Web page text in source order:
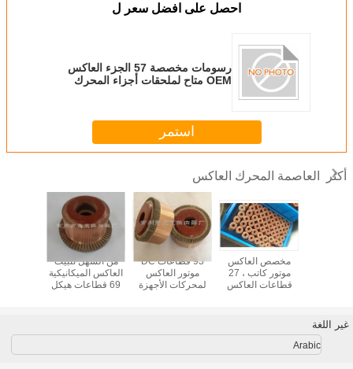
احصل على افضل سعر ل
رسومات مخصصة 57 الجزء العاكس
OEM متاح لملحقات أجزاء المحرك
استمر
أكثر العاصمة المحرك العاكس
من السهل تثبيت
العاكس الميكانيكية
69 قطاعات هيكل
93 قطاعات DC
موتور العاكس
لمحركات الأجهزة
مخصص العاكس
موتور كاتب ، 27
قطاعات العاكس
غير اللغة
Arabic